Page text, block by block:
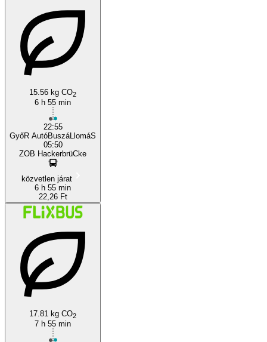
Munich
15.56 kg CO2
6 h 55 min
22:55
GyőR AutóBuszáLlomáS
05:50
ZOB HackerbrüCke
közvetlen járat
6 h 55 min
22,26 Ft
17.81 kg CO2
7 h 55 min